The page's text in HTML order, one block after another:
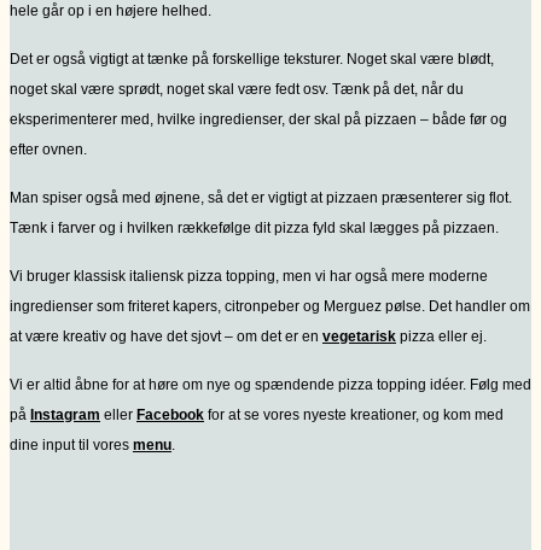
hele går op i en højere helhed.
Det er også vigtigt at tænke på forskellige teksturer. Noget skal være blødt,
noget skal være sprødt, noget skal være fedt osv. Tænk på det, når du
eksperimenterer med, hvilke ingredienser, der skal på pizzaen – både før og
efter ovnen.
Man spiser også med øjnene, så det er vigtigt at pizzaen præsenterer sig flot.
Tænk i farver og i hvilken rækkefølge dit pizza fyld skal lægges på pizzaen.
Vi bruger klassisk italiensk pizza topping, men vi har også mere moderne
ingredienser som friteret kapers, citronpeber og Merguez pølse. Det handler om
at være kreativ og have det sjovt – om det er en vegetarisk pizza eller ej.
Vi er altid åbne for at høre om nye og spændende pizza topping idéer. Følg med
på Instagram eller Facebook for at se vores nyeste kreationer, og kom med
dine input til vores menu